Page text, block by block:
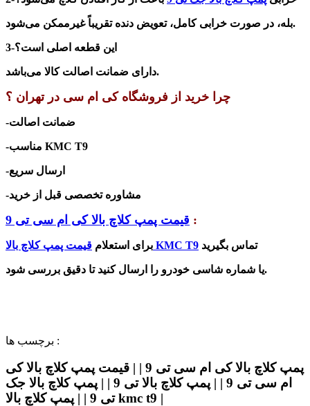
بله، در صورت خرابی کامل، تعویض دنده تقریباً غیرممکن می‌شود.
3-این قطعه اصلی است؟
دارای ضمانت اصالت کالا می‌باشد.
چرا خرید از فروشگاه کی ام سی در تهران ؟
-ضمانت اصالت
-مناسب KMC T9
-ارسال سریع
-مشاوره تخصصی قبل از خرید
قیمت پمپ کلاچ بالا کی ام سی تی 9 :
برای استعلام قیمت پمپ کلاچ بالا KMC T9 تماس بگیرید
یا شماره شاسی خودرو را ارسال کنید تا دقیق بررسی شود.
برچسب ها :
پمپ کلاچ بالا کی ام سی تی 9 | | قیمت پمپ کلاچ بالا کی
ام سی تی 9 | | پمپ کلاچ بالا تی 9 | | پمپ کلاچ بالا جک
تی 9 | | پمپ کلاچ بالا kmc t9 |